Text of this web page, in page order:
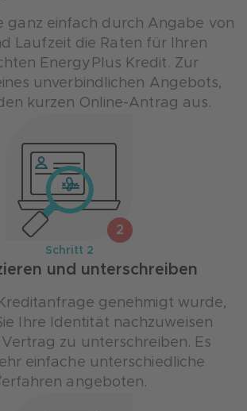
ganz einfach durch Angabe von
Laufzeit die Raten für Ihren
EnergyPlus Kredit. Zur
unverbindlichen Angebots,
kurzen Online-Antrag aus.
2
Schritt 2
und unterschreiben
genehmigt wurde,
Ihre Identität nachzuweisen
zu unterschreiben. Es
einfache unterschiedliche
angeboten.